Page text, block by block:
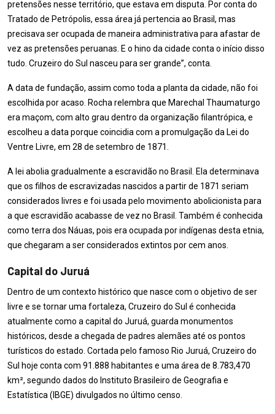
pretensões nesse território, que estava em disputa. Por conta do
Tratado de Petrópolis, essa área já pertencia ao Brasil, mas
precisava ser ocupada de maneira administrativa para afastar de
vez as pretensões peruanas. E o hino da cidade conta o início disso
tudo. Cruzeiro do Sul nasceu para ser grande”, conta.
A data de fundação, assim como toda a planta da cidade, não foi
escolhida por acaso. Rocha relembra que Marechal Thaumaturgo
era maçom, com alto grau dentro da organização filantrópica, e
escolheu a data porque coincidia com a promulgação da Lei do
Ventre Livre, em 28 de setembro de 1871.
A lei abolia gradualmente a escravidão no Brasil. Ela determinava
que os filhos de escravizadas nascidos a partir de 1871 seriam
considerados livres e foi usada pelo movimento abolicionista para
a que escravidão acabasse de vez no Brasil. Também é conhecida
como terra dos Náuas, pois era ocupada por indígenas desta etnia,
que chegaram a ser considerados extintos por cem anos.
Capital do Juruá
Dentro de um contexto histórico que nasce com o objetivo de ser
livre e se tornar uma fortaleza, Cruzeiro do Sul é conhecida
atualmente como a capital do Juruá, guarda monumentos
históricos, desde a chegada de padres alemães até os pontos
turísticos do estado. Cortada pelo famoso Rio Juruá, Cruzeiro do
Sul hoje conta com 91.888 habitantes e uma área de 8.783,470
km², segundo dados do Instituto Brasileiro de Geografia e
Estatística (IBGE) divulgados no último censo.